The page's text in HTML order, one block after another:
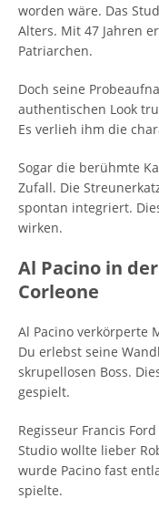
worden wäre. Das
Alters. Mit 47 Jahren
Patriarchen.
Doch seine
authentischen Look
Es verlieh ihm die
Sogar die berühmte
Zufall. Die
spontan integriert.
wirken.
Al Pacino in
Corleone
Al Pacino verkörperte
Du erlebst seine
skrupellosen Boss.
gespielt.
Regisseur Francis
Studio wollte lieber
wurde Pacino fast
spielte.